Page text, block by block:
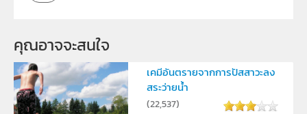
คุณอาจจะสนใจ
เคมีอันตรายจากการปัสสาวะลง
สระว่ายน้ำ
(22,537)